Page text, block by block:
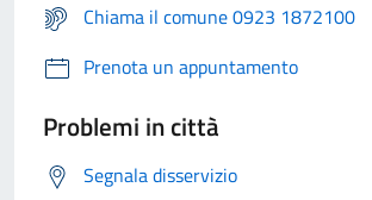
Chiama il comune 0923 1872100
Prenota un appuntamento
Problemi in città
Segnala disservizio